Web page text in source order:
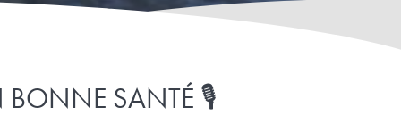
BONNE SANTÉ 🎙️